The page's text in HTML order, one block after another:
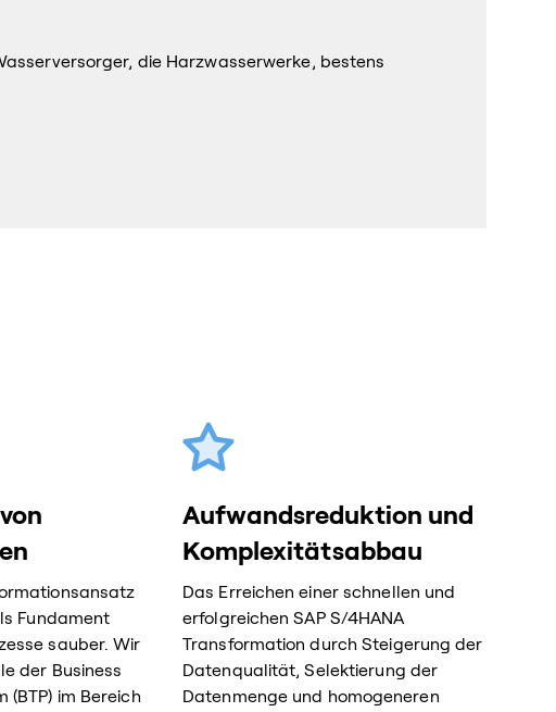
die Harzwasserwerke, bestens
Fundament
sauber. Wir
der Business
(BTP) im Bereich
Aufwandsreduktion und
Komplexitätsabbau
Das Erreichen einer schnellen und
erfolgreichen SAP S/4HANA
Transformation durch Steigerung der
Datenqualität, Selektierung der
Datenmenge und homogeneren